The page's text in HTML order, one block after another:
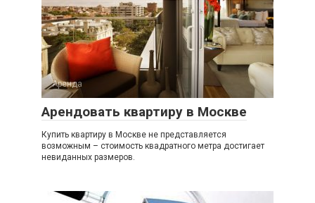
Аренда
Арендовать квартиру в Москве
Купить квартиру в Москве не представляется
возможным – стоимость квадратного метра достигает
невиданных размеров.